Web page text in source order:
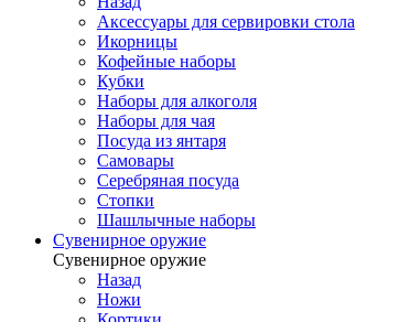
Аксессуары для сервировки стола
Икорницы
Кофейные наборы
Кубки
Наборы для алкоголя
Наборы для чая
Посуда из янтаря
Самовары
Серебряная посуда
Стопки
Шашлычные наборы
Сувенирное оружие
Сувенирное оружие
Назад
Ножи